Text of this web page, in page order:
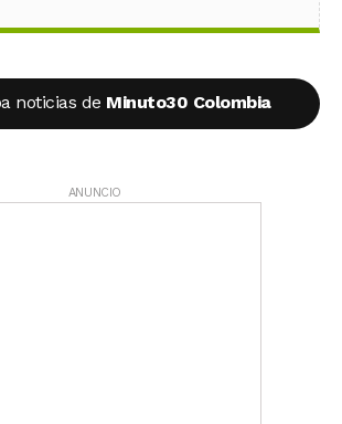
noticias de Minuto30 Colombia
ANUNCIO